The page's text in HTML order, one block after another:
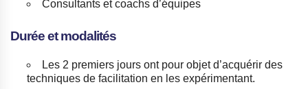
Consultants et coachs d’équipes
Durée et modalités
Les 2 premiers jours ont pour objet d’acquérir des
techniques de facilitation en les expérimentant.